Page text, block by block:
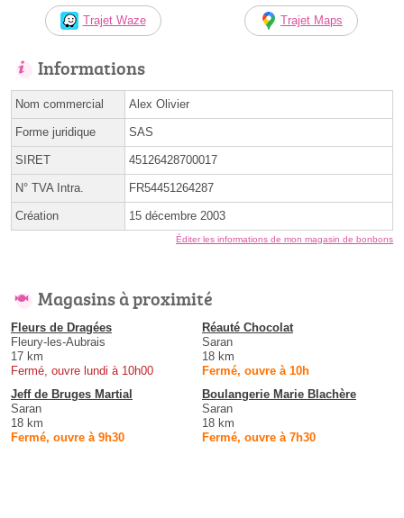
Trajet Waze Trajet Maps
Informations
Nom commercial Alex Olivier
Forme juridique SAS
SIRET 45126428700017
N° TVA Intra. FR54451264287
Création 15 décembre 2003
Éditer les informations de mon magasin de bonbons
Magasins à proximité
Fleurs de Dragées
Fleury-les-Aubrais
17 km
Fermé, ouvre lundi à 10h00
Réauté Chocolat
Saran
18 km
Fermé, ouvre à 10h
Jeff de Bruges Martial
Saran
18 km
Fermé, ouvre à 9h30
Boulangerie Marie Blachère
Saran
18 km
Fermé, ouvre à 7h30